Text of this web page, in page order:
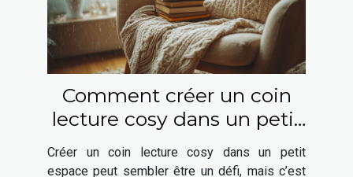
Comment créer un coin
lecture cosy dans un petit
espace
Créer un coin lecture cosy dans un petit
espace peut sembler être un défi, mais c’est